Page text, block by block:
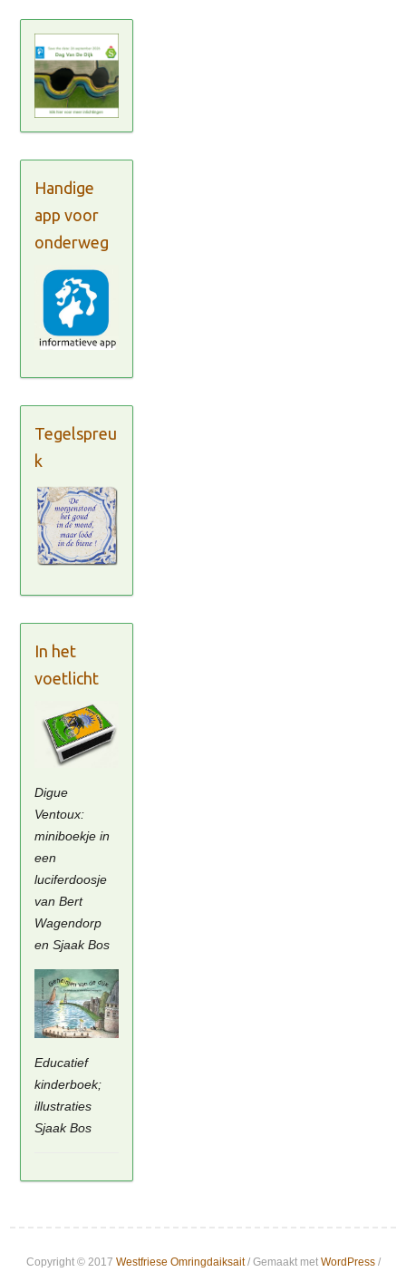
Handige
app voor
onderweg
Tegelspreu
k
In het
voetlicht
Digue
Ventoux:
miniboekje in
een
luciferdoosje
van Bert
Wagendorp
en Sjaak Bos
Educatief
kinderboek;
illustraties
Sjaak Bos
Copyright © 2017 Westfriese Omringdaiksait/ Gemaakt met WordPress/